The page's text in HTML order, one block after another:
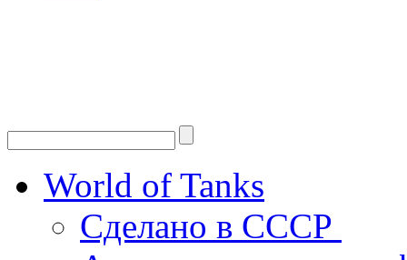
World of Tanks
Сделано в СССР